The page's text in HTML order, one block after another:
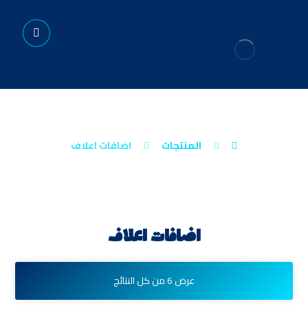
المنتجات اضافات اعلاف
اضافات اعلاف
عرض ⁦6⁩ من كل النتائج